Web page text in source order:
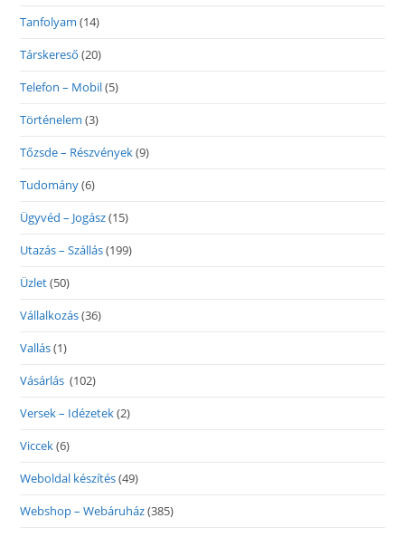
Tanfolyam (14)
Társkereső (20)
Telefon – Mobil(5)
Történelem (3)
Tőzsde – Részvények(9)
Tudomány(6)
Ügyvéd – Jogász(15)
Utazás – Szállás(199)
Üzlet(50)
Vállalkozás(36)
Vallás(1)
Vásárlás (102)
Versek – Idézetek(2)
Viccek(6)
Weboldal készítés(49)
Webshop – Webáruház(385)